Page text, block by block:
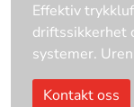
Effektiv
driftssikkerhet
systemer.
skade utstyret
Kontakt oss